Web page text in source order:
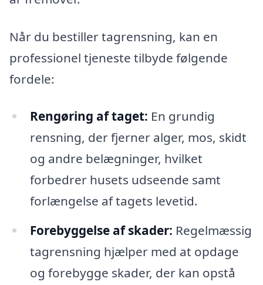
Når du bestiller tagrensning, kan en
professionel tjeneste tilbyde følgende
fordele:
Rengøring af taget: En grundig
rensning, der fjerner alger, mos, skidt
og andre belægninger, hvilket
forbedrer husets udseende samt
forlængelse af tagets levetid.
Forebyggelse af skader: Regelmæssig
tagrensning hjælper med at opdage
og forebygge skader, der kan opstå